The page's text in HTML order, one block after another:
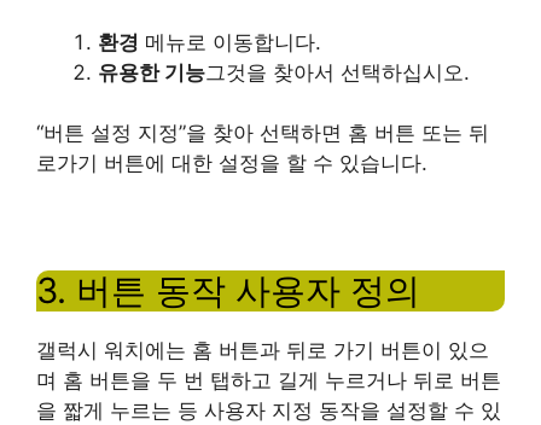
환경 메뉴로 이동합니다.
유용한 기능그것을 찾아서 선택하십시오.
“버튼 설정 지정”을 찾아 선택하면 홈 버튼 또는 뒤
로가기 버튼에 대한 설정을 할 수 있습니다.
3. 버튼 동작 사용자 정의
갤럭시 워치에는 홈 버튼과 뒤로 가기 버튼이 있으
며 홈 버튼을 두 번 탭하고 길게 누르거나 뒤로 버튼
을 짧게 누르는 등 사용자 지정 동작을 설정할 수 있